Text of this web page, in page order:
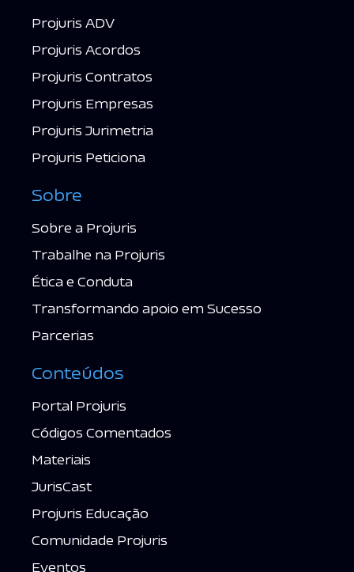
Projuris ADV
Projuris Acordos
Projuris Contratos
Projuris Empresas
Projuris Jurimetria
Projuris Peticiona
Sobre
Sobre a Projuris
Trabalhe na Projuris
Ética e Conduta
Transformando apoio em Sucesso
Parcerias
Conteúdos
Portal Projuris
Códigos Comentados
Materiais
JurisCast
Projuris Educação
Comunidade Projuris
Eventos